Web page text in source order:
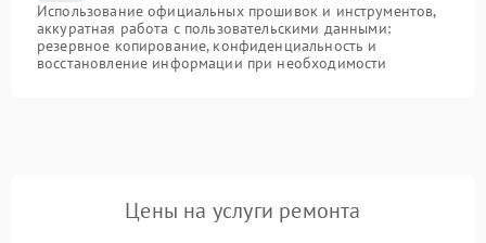
Использование официальных прошивок и инструментов,
аккуратная работа с пользовательскими данными:
резервное копирование, конфиденциальность и
восстановление информации при необходимости
Цены на услуги ремонта